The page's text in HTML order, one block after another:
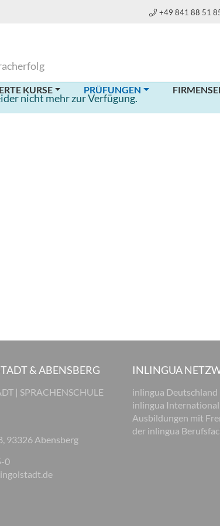
+49 841 88 51
KURSE PRÜFUNGEN (CURRENT)
nicht mehr zur Verfügung.
& ABENSBERG
| SPRACHENSCHULE
93326 Abensberg
0
INLINGUA
inlingua Deutschland
inlingua International
Ausbildungen mit
der inlingua